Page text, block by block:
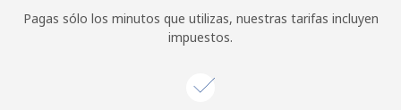
Pagas sólo los minutos que utilizas, nuestras tarifas incluyen
impuestos.